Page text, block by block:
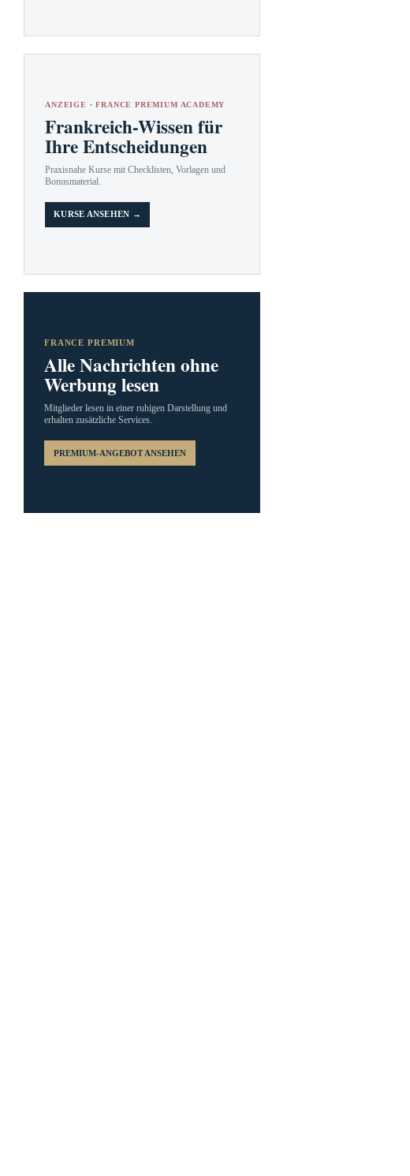
ANZEIGE · FRANCE PREMIUM ACADEMY
Frankreich-Wissen für
Ihre Entscheidungen
Praxisnahe Kurse mit Checklisten, Vorlagen und
Bonusmaterial.
KURSE ANSEHEN →
FRANCE PREMIUM
Alle Nachrichten ohne
Werbung lesen
Mitglieder lesen in einer ruhigen Darstellung und
erhalten zusätzliche Services.
PREMIUM-ANGEBOT ANSEHEN